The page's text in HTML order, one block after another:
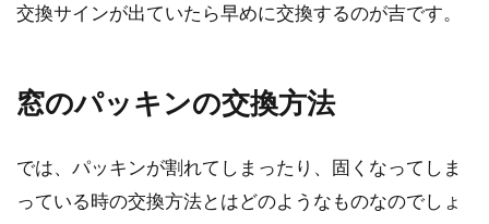
かな風を取り入れるために窓を開ける機会も多
交換サインが出ていたら早めに交換するのが吉です。
窓のパッキンの交換方法
では、パッキンが割れてしまったり、固くなってしま
っている時の交換方法とはどのようなものなのでしょ